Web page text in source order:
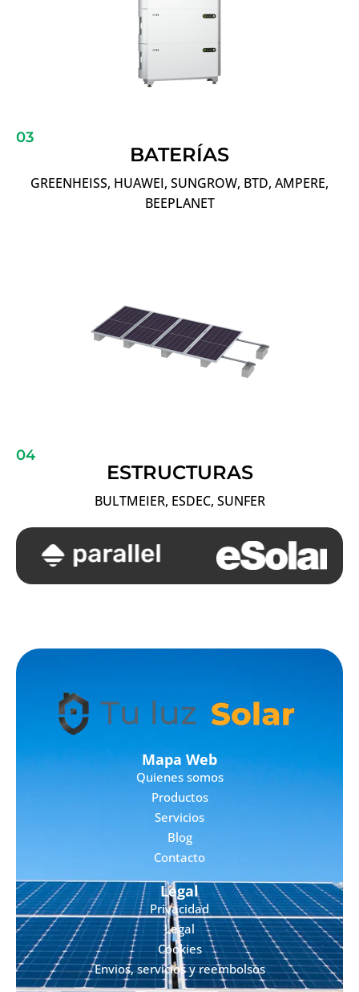
03
BATERÍAS
GREENHEISS, HUAWEI, SUNGROW, BTD, AMPERE,
BEEPLANET
04
ESTRUCTURAS
BULTMEIER, ESDEC, SUNFER
Mapa Web
Quienes somos
Productos
Servicios
Blog
Contacto
Legal
Privacidad
Legal
Cookies
Envios, servicios y reembolsos